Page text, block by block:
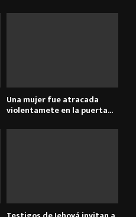
Una mujer fue atracada
violentamete en la puerta...